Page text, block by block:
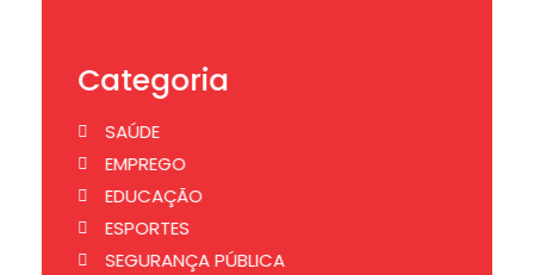
Categoria
SAÚDE
EMPREGO
EDUCAÇÃO
ESPORTES
SEGURANÇA PÚBLICA